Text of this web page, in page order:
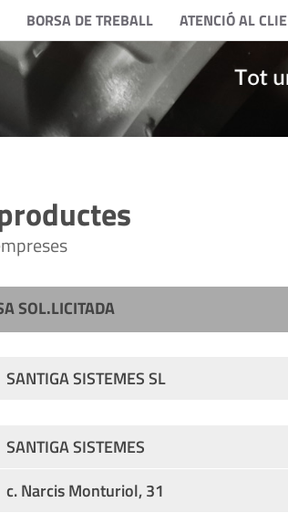
BORSA DE TREBALL ATENCIÓ AL
SOL.LICITADA
SANTIGA SISTEMES SL
SANTIGA SISTEMES
c. Narcis Monturiol, 31